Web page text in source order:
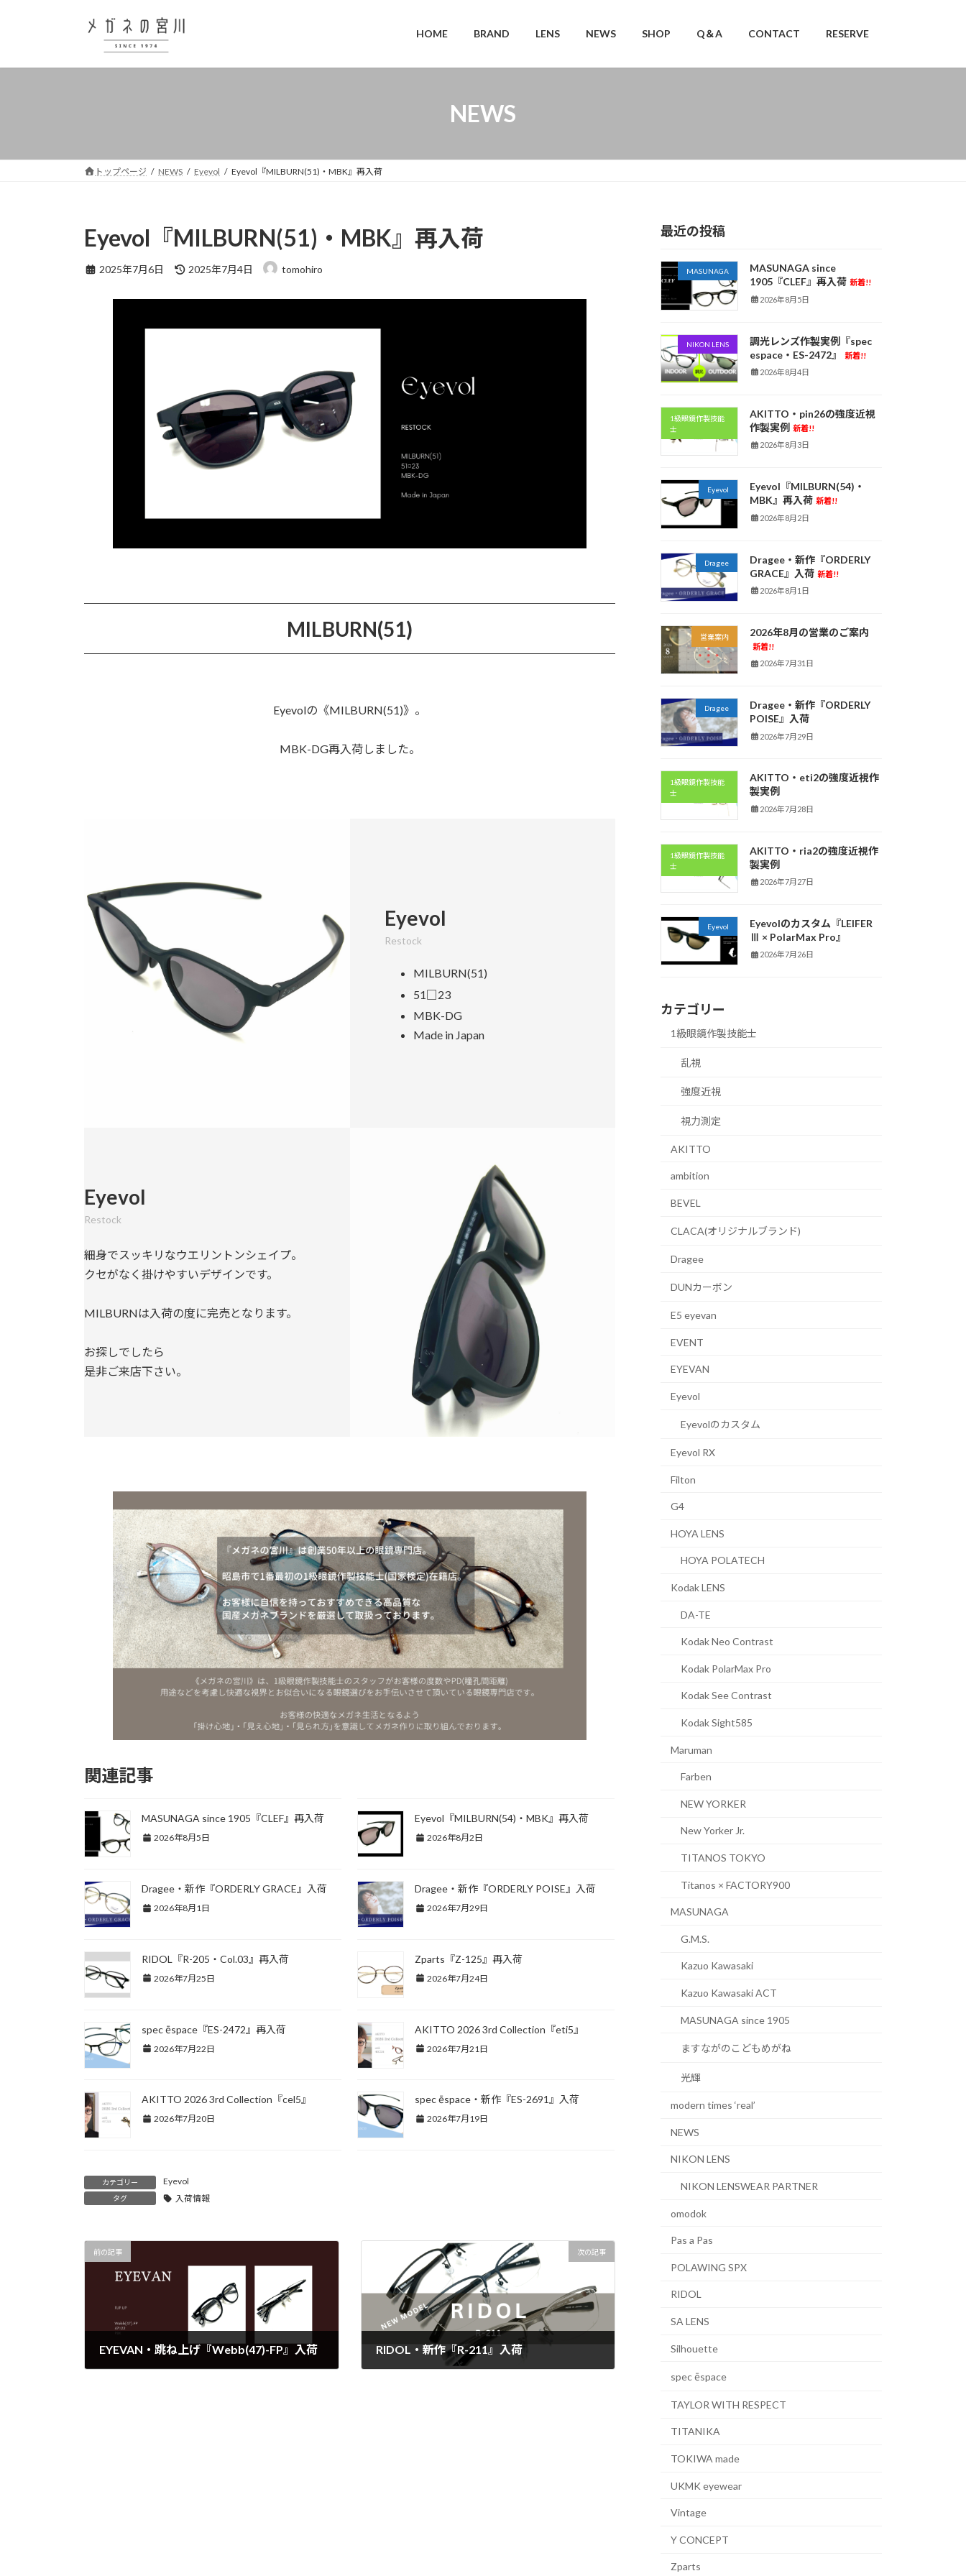
プ
動
HOME BRAND LENS NEWS SHOP Q＆A CONTACT RESERVE
NEWS
トップページ NEWS Eyevol Eyevol『MILBURN(51)・MBK』再入荷
Eyevol『MILBURN(51)・MBK』再入荷
2025年7月6日
最
2025年7月4日 tomohiro
MILBURN(51)
Eyevolの《MILBURN(51)》。
MBK-DG再入荷しました。
Eyevol
Restock
MILBURN(51)
51□23
MBK-DG
Made in Japan
Eyevol
Restock
細身でスッキリなウエリントンシェイプ。
クセがなく掛けやすいデザインです。
MILBURNは入荷の度に完売となります。
お探しでしたら
是非ご来店下さい。
関連記事
MASUNAGA since 1905『CLEF』再入荷
2026年8月5日
Eyevol『MILBURN(54)・MBK』再入荷
2026年8月2日
Dragee・新作『ORDERLY GRACE』入荷
2026年8月1日
Dragee・新作『ORDERLY POISE』入荷
2026年7月29日
RIDOL『R-205・Col.03』再入荷
2026年7月25日
Zparts『Z-125』再入荷
2026年7月24日
spec ēspace『ES-2472』再入荷
2026年7月22日
AKITTO 2026 3rd Collection『eti5』
2026年7月21日
AKITTO 2026 3rd Collection『cel5』
2026年7月20日
spec ēspace・新作『ES-2691』入荷
2026年7月19日
カテゴリー Eyevol
タグ 入荷情報
前の記事
EYEVAN・跳ね上げ『Webb(47)-FP』入荷
次の記事
RIDOL・新作『R-211』入荷
最近の投稿
MASUNAGA
MASUNAGA since
1905『CLEF』再入荷 新着!!
2026年8月5日
NIKON LENS
調光レンズ作製実例『spec
espace・ES-2472』
新着!!
2026年8月4日
1級眼鏡作製技能
士
AKITTO・pin26の強度近視
作製実例 新着!!
2026年8月3日
Eyevol
Eyevol『MILBURN(54)・
MBK』再入荷 新着!!
2026年8月2日
Dragee
Dragee・新作『ORDERLY
GRACE』入荷 新着!!
2026年8月1日
営業案内 2026年8月の営業のご案内
新着!!
2026年7月31日
Dragee
Dragee・新作『ORDERLY
POISE』入荷
2026年7月29日
1級眼鏡作製技能
士
AKITTO・eti2の強度近視作
製実例
2026年7月28日
1級眼鏡作製技能
士
AKITTO・ria2の強度近視作
製実例
2026年7月27日
Eyevol
Eyevolのカスタム『LEIFER
Ⅲ × PolarMax Pro』
2026年7月26日
カテゴリー
1級眼鏡作製技能士
乱視
強度近視
視力測定
AKITTO
ambition
BEVEL
CLACA(オリジナルブランド)
Dragee
DUNカーボン
E5 eyevan
EVENT
EYEVAN
Eyevol
Eyevolのカスタム
Eyevol RX
Filton
G4
HOYA LENS
HOYA POLATECH
Kodak LENS
DA-TE
Kodak Neo Contrast
Kodak PolarMax Pro
Kodak See Contrast
Kodak Sight585
Maruman
Farben
NEW YORKER
New Yorker Jr.
TITANOS TOKYO
Titanos × FACTORY900
MASUNAGA
G.M.S.
Kazuo Kawasaki
Kazuo Kawasaki ACT
MASUNAGA since 1905
ますながのこどもめがね
光輝
modern times ‘real’
NEWS
NIKON LENS
NIKON LENSWEAR PARTNER
omodok
Pas a Pas
POLAWING SPX
RIDOL
SA LENS
Silhouette
spec ēspace
TAYLOR WITH RESPECT
TITANIKA
TOKIWA made
UKMK eyewear
Vintage
Y CONCEPT
Zparts